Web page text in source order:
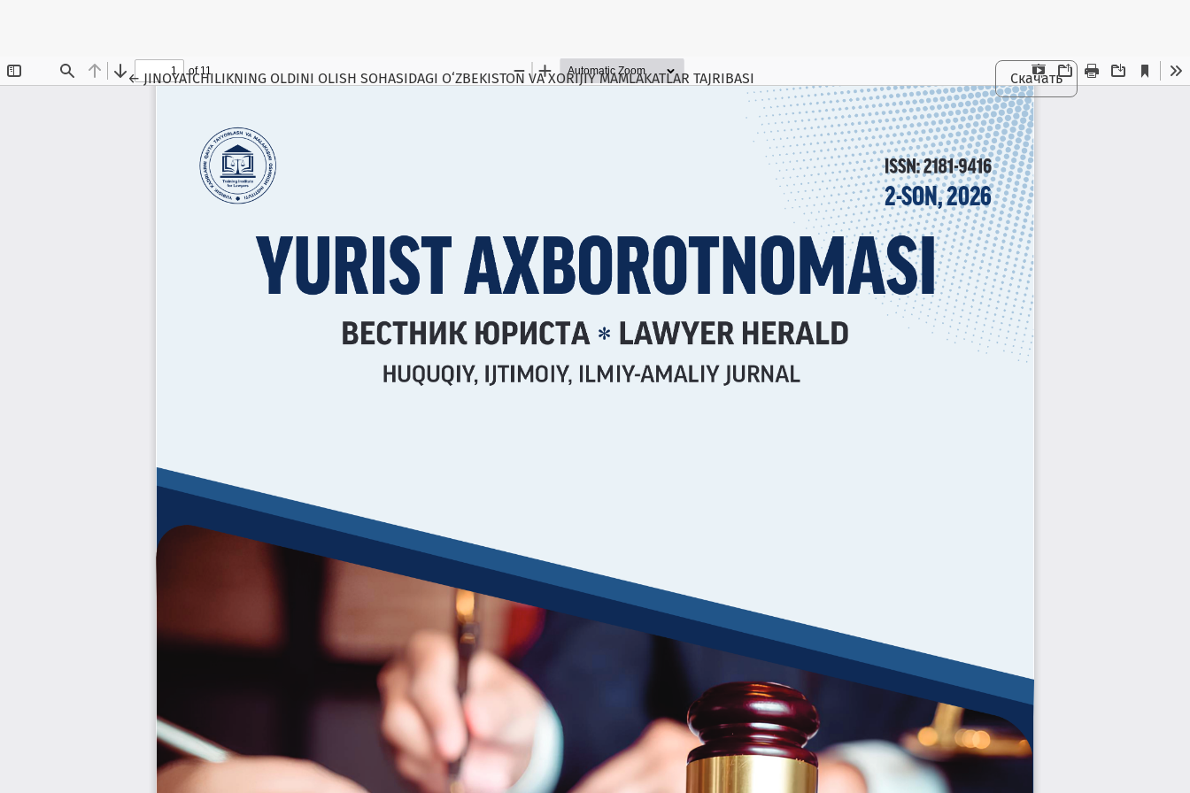
←Maqola tafsilotlariga qaytish
JINOYATCHILIKNING OLDINI OLISH SOHASIDAGI O‘ZBEKISTON VA XORIJIY MAMLAKATLAR TAJRIBASI Скачать